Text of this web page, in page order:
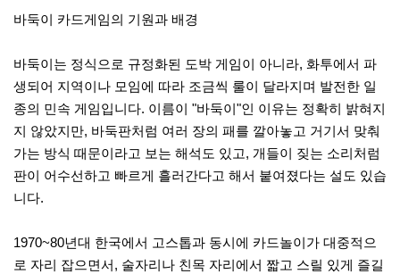
바둑이 카드게임의 기원과 배경
바둑이는 정식으로 규정화된 도박 게임이 아니라, 화투에서 파
생되어 지역이나 모임에 따라 조금씩 룰이 달라지며 발전한 일
종의 민속 게임입니다. 이름이 "바둑이"인 이유는 정확히 밝혀지
지 않았지만, 바둑판처럼 여러 장의 패를 깔아놓고 거기서 맞춰
가는 방식 때문이라고 보는 해석도 있고, 개들이 짖는 소리처럼
판이 어수선하고 빠르게 흘러간다고 해서 붙여졌다는 설도 있습
니다.
1970~80년대 한국에서 고스톱과 동시에 카드놀이가 대중적으
로 자리 잡으면서, 술자리나 친목 자리에서 짧고 스릴 있게 즐길